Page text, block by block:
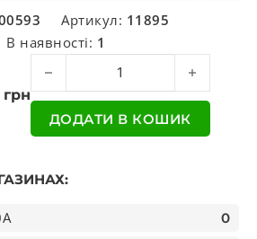
Артикул: 11895
В наявності: 1
грн
Хомут (вир-во Hobi) кількість
ДОДАТИ В КОШИК
0